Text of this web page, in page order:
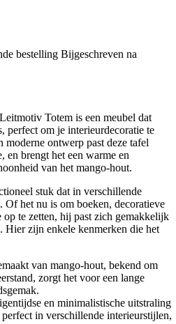
bestelling Bijgeschreven na
Totem is een meubel dat
perfect om je interieurdecoratie te
moderne ontwerp past deze tafel
en brengt het een warme en
van het mango-hout.
stuk dat in verschillende
het nu is om boeken, decoratieve
te zetten, hij past zich gemakkelijk
Hier zijn enkele kenmerken die het
van mango-hout, bekend om
zorgt het voor een lange
en minimalistische uitstraling
perfect in verschillende interieurstijlen,